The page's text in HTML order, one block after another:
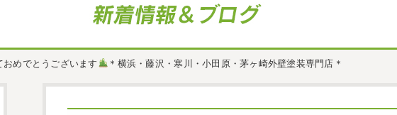
おめでとうございます ＊横浜・藤沢・寒川・小田原・茅ヶ崎外壁塗装専門店＊